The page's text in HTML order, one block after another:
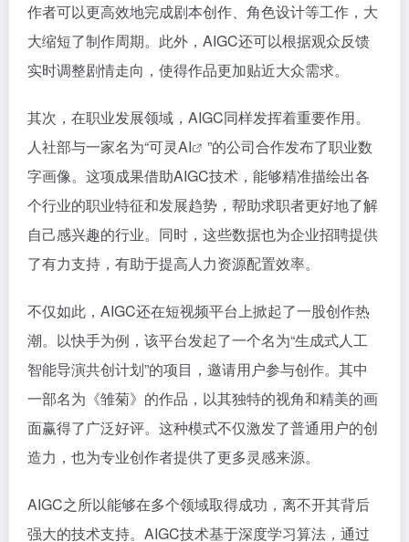
作者可以更高效地完成剧本创作、角色设计等工作，大
大缩短了制作周期。此外，AIGC还可以根据观众反馈
实时调整剧情走向，使得作品更加贴近大众需求。
其次，在职业发展领域，AIGC同样发挥着重要作用。
人社部与一家名为“可灵AI
”的公司合作发布了职业数
字画像。这项成果借助AIGC技术，能够精准描绘出各
个行业的职业特征和发展趋势，帮助求职者更好地了解
自己感兴趣的行业。同时，这些数据也为企业招聘提供
了有力支持，有助于提高人力资源配置效率。
不仅如此，AIGC还在短视频平台上掀起了一股创作热
潮。以快手为例，该平台发起了一个名为“生成式人工
智能导演共创计划”的项目，邀请用户参与创作。其中
一部名为《雏菊》的作品，以其独特的视角和精美的画
面赢得了广泛好评。这种模式不仅激发了普通用户的创
造力，也为专业创作者提供了更多灵感来源。
AIGC之所以能够在多个领域取得成功，离不开其背后
强大的技术支持。AIGC技术基于深度学习算法，通过